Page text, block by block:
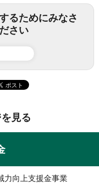
るためにみなさ
さい
見る
力向上支援金事業